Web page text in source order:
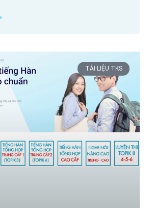
TÀI LIỆU TKS